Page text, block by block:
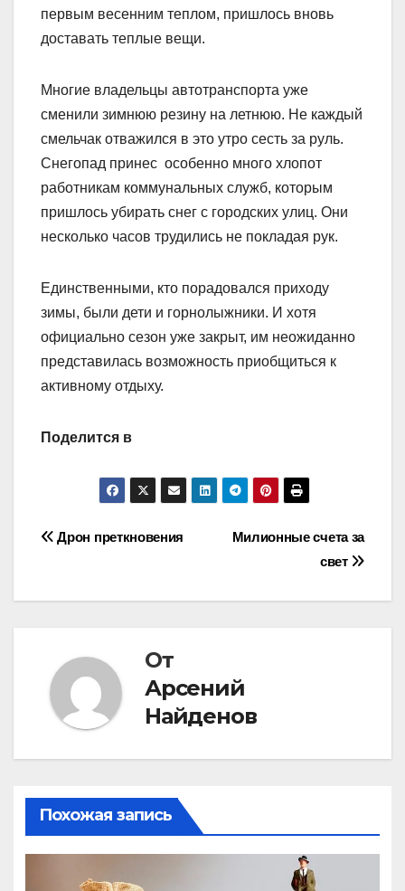
первым весенним теплом, пришлось вновь
доставать теплые вещи.
Многие владельцы автотранспорта уже
сменили зимнюю резину на летнюю. Не каждый
смельчак отважился в это утро сесть за руль.
Снегопад принес особенно много хлопот
работникам коммунальных служб, которым
пришлось убирать снег с городских улиц. Они
несколько часов трудились не покладая рук.
Единственными, кто порадовался приходу
зимы, были дети и горнолыжники. И хотя
официально сезон уже закрыт, им неожиданно
представилась возможность приобщиться к
активному отдыху.
Поделится в
Навигация
Милионные счета за
свет
Дрон преткновения
От
Арсений
Найденов
Похожая запись